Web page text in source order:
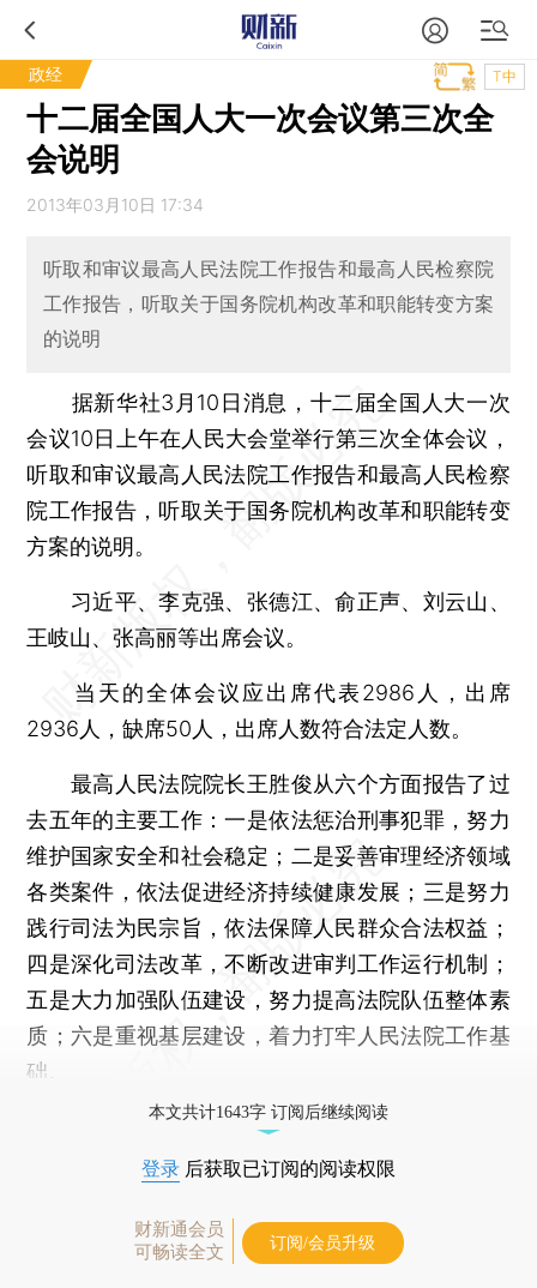
政经 T中
十二届全国人大一次会议第三次全
会说明
2013年03月10日 17:34
听取和审议最高人民法院工作报告和最高人民检察院
工作报告，听取关于国务院机构改革和职能转变方案
的说明
据新华社3月10日消息，十二届全国人大一次
会议10日上午在人民大会堂举行第三次全体会议，
听取和审议最高人民法院工作报告和最高人民检察
院工作报告，听取关于国务院机构改革和职能转变
方案的说明。
习近平、李克强、张德江、俞正声、刘云山、
王岐山、张高丽等出席会议。
当天的全体会议应出席代表2986人，出席
2936人，缺席50人，出席人数符合法定人数。
最高人民法院院长王胜俊从六个方面报告了过
去五年的主要工作：一是依法惩治刑事犯罪，努力
维护国家安全和社会稳定；二是妥善审理经济领域
各类案件，依法促进经济持续健康发展；三是努力
践行司法为民宗旨，依法保障人民群众合法权益；
四是深化司法改革，不断改进审判工作运行机制；
五是大力加强队伍建设，努力提高法院队伍整体素
质；六是重视基层建设，着力打牢人民法院工作基
础。
本文共计1643字 订阅后继续阅读
登录 后获取已订阅的阅读权限
财新通会员
可畅读全文
订阅/会员升级